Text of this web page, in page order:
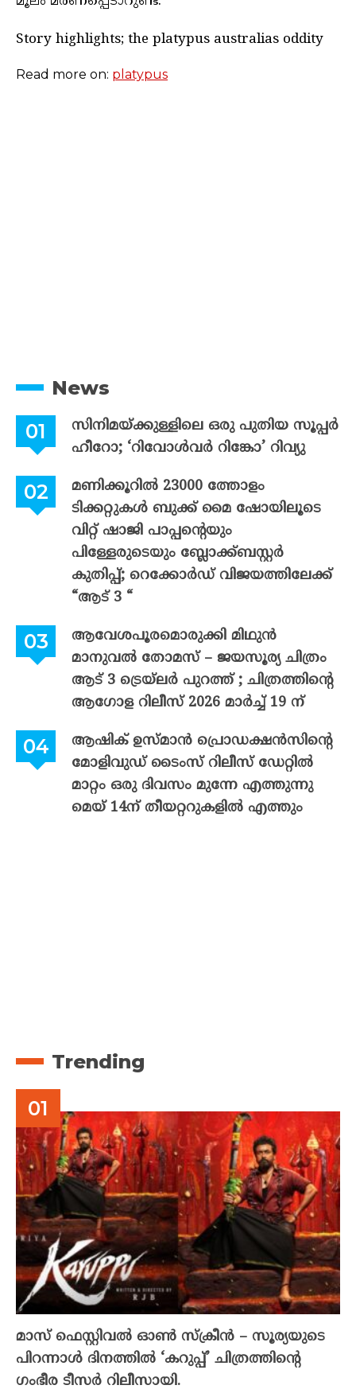
Story highlights; the platypus australias oddity
Read more on: platypus
News
സിനിമയ്ക്കുള്ളിലെ ഒരു പുതിയ സൂപ്പർ
ഹീറോ; ‘റിവോൾവർ റിങ്കോ’ റിവ്യു
മണിക്കൂറിൽ 23000 ത്തോളം
ടിക്കറ്റുകൾ ബുക്ക് മൈ ഷോയിലൂടെ
വിറ്റ് ഷാജി പാപ്പന്റെയും
പിള്ളേരുടെയും ബ്ലോക്ക്ബസ്റ്റർ
കുതിപ്പ്; റെക്കോർഡ് വിജയത്തിലേക്ക്
“ആട് 3 “
ആവേശപൂരമൊരുക്കി മിഥുൻ
മാനുവൽ തോമസ് – ജയസൂര്യ ചിത്രം
ആട് 3 ട്രെയ്‌ലർ പുറത്ത് ; ചിത്രത്തിന്റെ
ആഗോള റിലീസ് 2026 മാർച്ച് 19 ന്
ആഷിക് ഉസ്മാൻ പ്രൊഡക്ഷൻസിന്റെ
മോളിവുഡ് ടൈംസ് റിലീസ് ഡേറ്റിൽ
മാറ്റം ഒരു ദിവസം മുന്നേ എത്തുന്നു
മെയ് 14ന് തീയറ്ററുകളിൽ എത്തും
Trending
മാസ് ഫെസ്റ്റിവൽ ഓൺ സ്‌ക്രീൻ – സൂര്യയുടെ
പിറന്നാൾ ദിനത്തിൽ ‘കറുപ്പ്’ ചിത്രത്തിന്റെ
ഗംഭീര ടീസർ റിലീസായി.